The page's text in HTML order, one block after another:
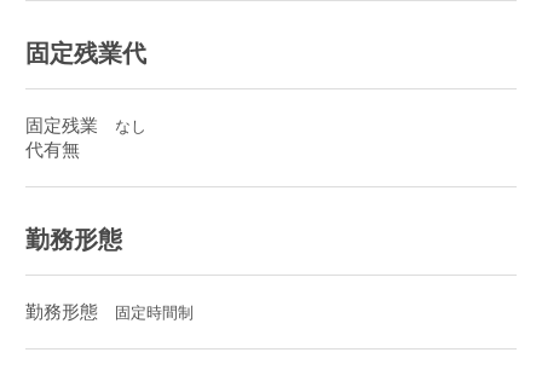
固定残業代
固定残業
代有無
なし
勤務形態
勤務形態 固定時間制